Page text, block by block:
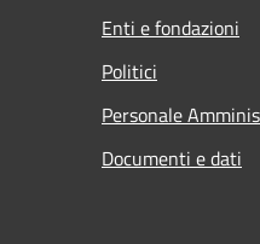
Enti e fondazioni
Politici
Personale
Documenti e dati